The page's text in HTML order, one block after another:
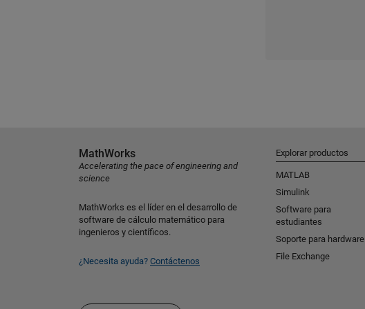
MathWorks
Accelerating the pace of engineering and
science
MathWorks es el líder en el desarrollo de
software de cálculo matemático para
ingenieros y científicos.
¿Necesita ayuda? Contáctenos
Explorar productos
MATLAB
Simulink
Software para
estudiantes
Soporte para hardware
File Exchange